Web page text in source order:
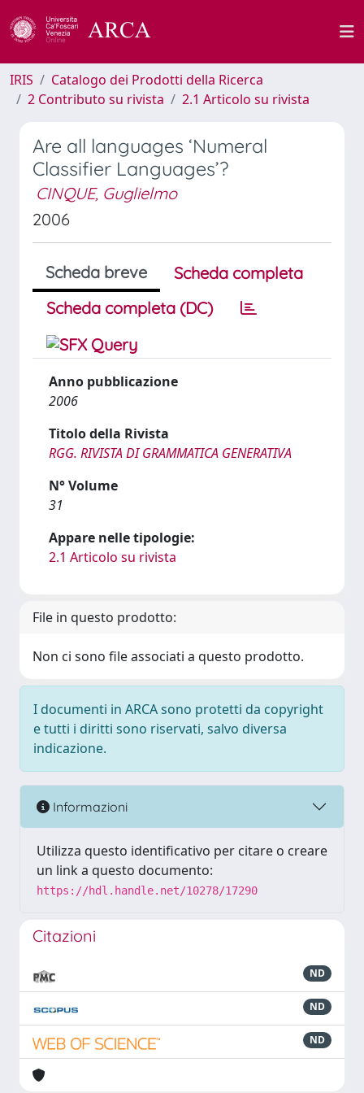
IRIS
Catalogo dei Prodotti della Ricerca
2 Contributo su rivista
2.1 Articolo su rivista
Are all languages ‘Numeral
Classifier Languages’?
CINQUE, Guglielmo
2006
Scheda breve
Scheda completa
Scheda completa (DC)
Anno pubblicazione
2006
Titolo della Rivista
RGG. RIVISTA DI GRAMMATICA GENERATIVA
N° Volume
31
Appare nelle tipologie:
2.1 Articolo su rivista
File in questo prodotto:
Non ci sono file associati a questo prodotto.
I documenti in ARCA sono protetti da copyright
e tutti i diritti sono riservati, salvo diversa
indicazione.
Informazioni
Utilizza questo identificativo per citare o creare
un link a questo documento:
https://hdl.handle.net/10278/17290
Citazioni
ND
ND
ND